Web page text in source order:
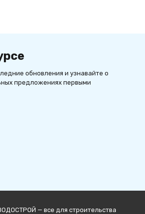
обновления и узнавайте о
предложениях первыми
— все для строительства